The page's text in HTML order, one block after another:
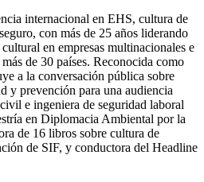
internacional en EHS, cultura de
con más de 25 años liderando
en empresas multinacionales e
de 30 países. Reconocida como
a la conversación pública sobre
y prevención para una audiencia
e ingeniera de seguridad laboral
en Diplomacia Ambiental por la
de 16 libros sobre cultura de
de SIF, y conductora del Headline